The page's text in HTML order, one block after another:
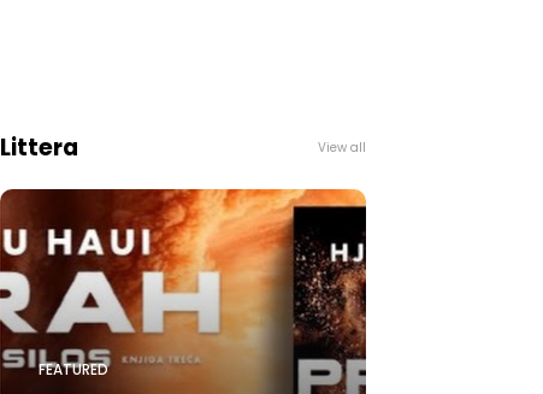
Littera View all
FEATURED